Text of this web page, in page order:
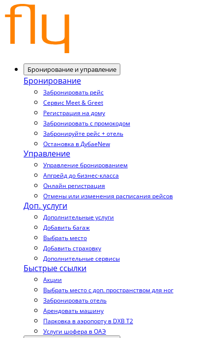
Бронирование и управление
Бронирование
Забронировать рейс
Сервис Meet & Greet
Регистрация на дому
Забронировать с промокодом
Забронируйте рейс + отель
Остановка в ДубаеNew
Управление
Управление бронированием
Апгрейд до бизнес-класса
Онлайн регистрация
Отмены или изменения расписания рейсов
Доп. услуги
Дополнительные услуги
Добавить багаж
Выбрать место
Добавить страховку
Дополнительные сервисы
Быстрые ссылки
Акции
Выбрать место с доп. пространством для ног
Забронировать отель
Арендовать машину
Парковка в аэропорту в DXB T2
Услуги шофера в ОАЭ